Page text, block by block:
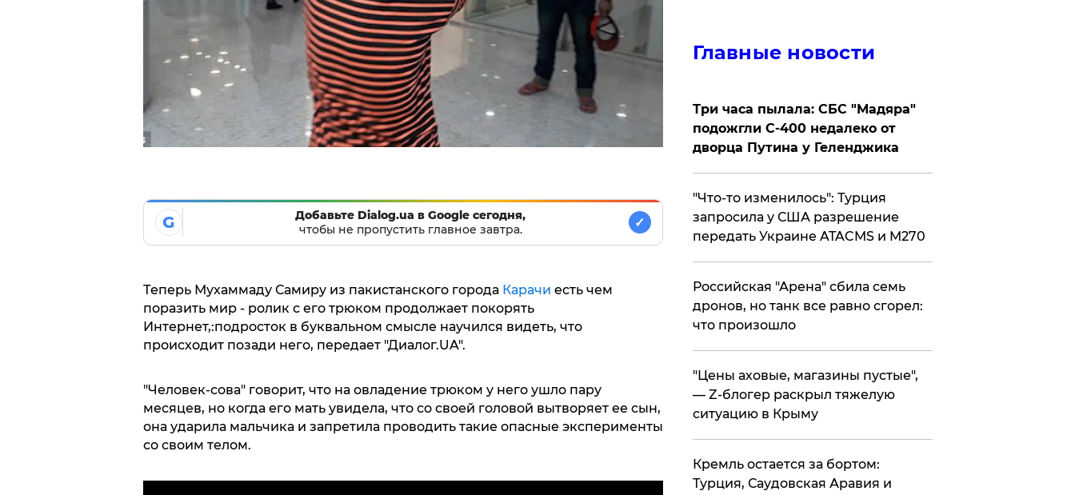
G
Добавьте Dialog.ua в Google сегодня,
чтобы не пропустить главное завтра.
✓
Теперь Мухаммаду Самиру из пакистанского города Карачи есть чем
поразить мир - ролик с его трюком продолжает покорять
Интернет,:подросток в буквальном смысле научился видеть, что
происходит позади него, передает "Диалог.UA".
"Человек-сова" говорит, что на овладение трюком у него ушло пару
месяцев, но когда его мать увидела, что со своей головой вытворяет ее сын,
она ударила мальчика и запретила проводить такие опасные эксперименты
со своим телом.
Главные новости
Три часа пылала: СБС "Мадяра"
подожгли С-400 недалеко от
дворца Путина у Геленджика
​"Что-то изменилось": Турция
запросила у США разрешение
передать Украине ATACMS и M270
​Российская "Арена" сбила семь
дронов, но танк все равно сгорел:
что произошло
​"Цены аховые, магазины пустые",
— Z-блогер раскрыл тяжелую
ситуацию в Крыму
​Кремль остается за бортом:
Турция, Саудовская Аравия и